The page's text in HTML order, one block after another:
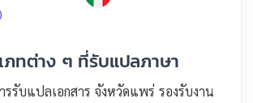
ภทต่าง ๆ ที่รับแปลภาษา
รรับแปลเอกสาร จังหวัดแพร่ รองรับงาน